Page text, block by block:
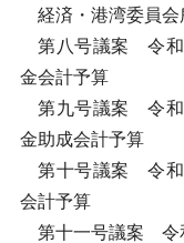
経済・港湾委員会
第八号議案 令和
金会計予算
第九号議案 令和
金助成会計予算
第十号議案 令和
会計予算
第十一号議案 令